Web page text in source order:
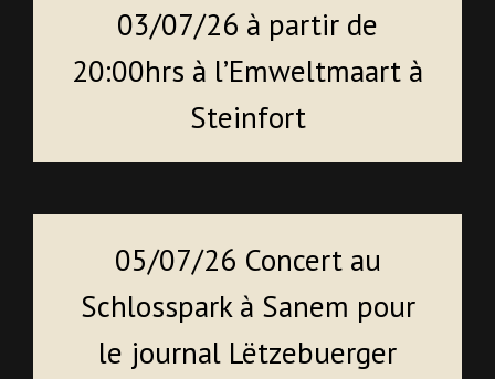
03/07/26 à partir de
20:00hrs à l’Emweltmaart à
Steinfort
05/07/26 Concert au
Schlosspark à Sanem pour
le journal Lëtzebuerger